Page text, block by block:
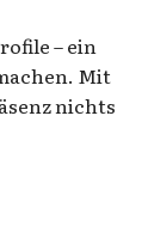
– ein
Mit
nichts